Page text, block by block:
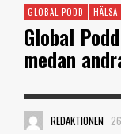
GLOBAL PODD HÄLSA
Global
medan
REDAKTIONEN